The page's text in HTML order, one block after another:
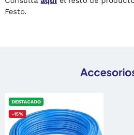
Festo.
DESTACADO
-15%